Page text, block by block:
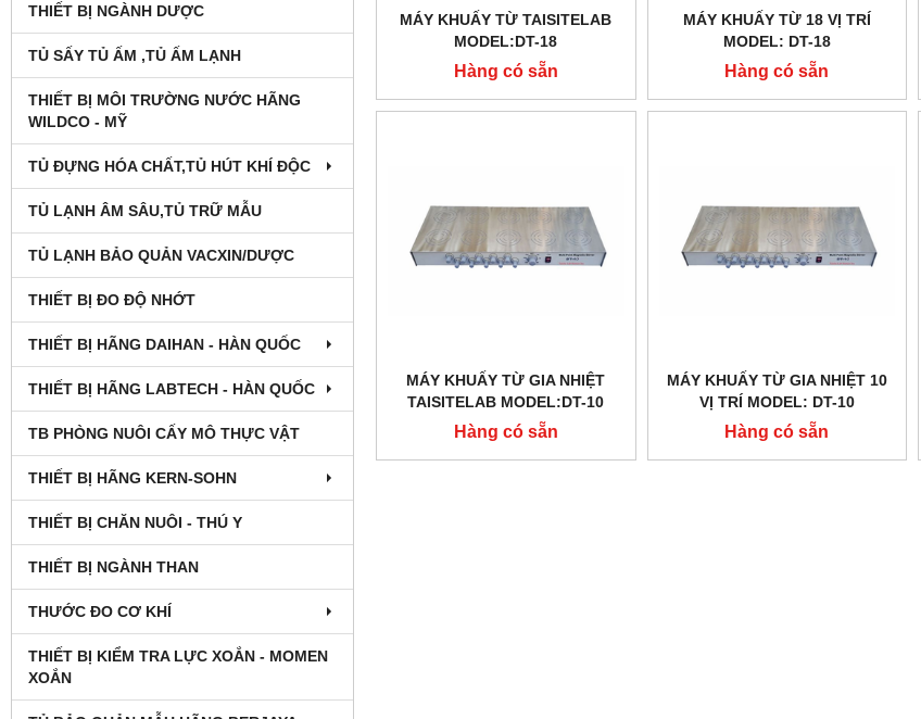
THIẾT BỊ NGÀNH DƯỢC
TỦ SẤY TỦ ẤM ,TỦ ẤM LẠNH
THIẾT BỊ MÔI TRƯỜNG NƯỚC HÃNG
WILDCO - MỸ
TỦ ĐỰNG HÓA CHẤT,TỦ HÚT KHÍ ĐỘC
TỦ LẠNH ÂM SÂU,TỦ TRỮ MẪU
TỦ LẠNH BẢO QUẢN VACXIN/DƯỢC
THIẾT BỊ ĐO ĐỘ NHỚT
THIẾT BỊ HÃNG DAIHAN - HÀN QUỐC
THIẾT BỊ HÃNG LABTECH - HÀN QUỐC
TB PHÒNG NUÔI CẤY MÔ THỰC VẬT
THIẾT BỊ HÃNG KERN-SOHN
THIẾT BỊ CHĂN NUÔI - THÚ Y
THIẾT BỊ NGÀNH THAN
THƯỚC ĐO CƠ KHÍ
THIẾT BỊ KIỂM TRA LỰC XOẮN - MOMEN
XOẮN
MÁY KHUẤY TỪ TAISITELAB
MODEL:DT-18
Hàng có sẵn
MÁY KHUẤY TỪ 18 VỊ TRÍ
MODEL: DT-18
Hàng có sẵn
MÁY KHUẤY TỪ GIA NHIỆT
TAISITELAB MODEL:DT-10
Hàng có sẵn
MÁY KHUẤY TỪ GIA NHIỆT 10
VỊ TRÍ MODEL: DT-10
Hàng có sẵn